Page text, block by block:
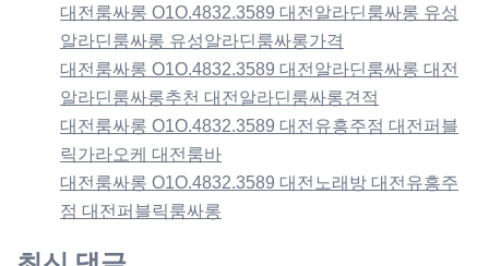
대전룸싸롱 O1O.4832.3589 대전알라딘룸싸롱 유성
알라딘룸싸롱 유성알라딘룸싸롱가격
대전룸싸롱 O1O.4832.3589 대전알라딘룸싸롱 대전
알라딘룸싸롱추천 대전알라딘룸싸롱견적
대전룸싸롱 O1O.4832.3589 대전유흥주점 대전퍼블
릭가라오케 대전룸바
대전룸싸롱 O1O.4832.3589 대전노래방 대전유흥주
점 대전퍼블릭룸싸롱